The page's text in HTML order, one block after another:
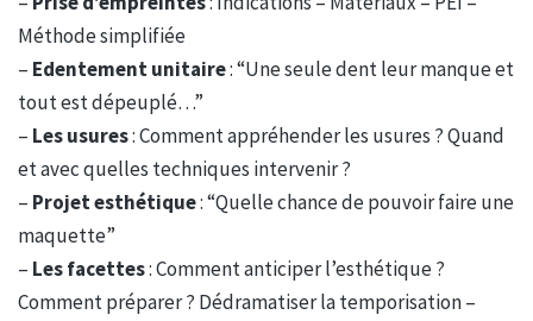
Méthode simplifiée
– Edentement unitaire: “Une seule dent leur manque et
tout est dépeuplé…”
– Les usures: Comment appréhender les usures ? Quand
et avec quelles techniques intervenir ?
– Projet esthétique: “Quelle chance de pouvoir faire une
maquette”
– Les facettes: Comment anticiper l’esthétique ?
Comment préparer ? Dédramatiser la temporisation –